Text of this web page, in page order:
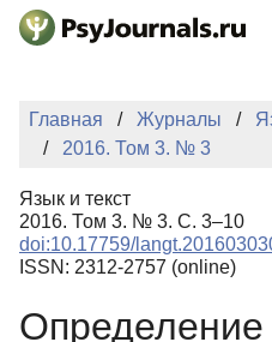
Перейти к основному
БАЗА
Регистрация
Главная Журналы
2016. Том 3. № 3
Язык и текст
2016. Том 3. № 3. С. 3–10
doi:10.17759/
ISSN: 2312-2757 (online)